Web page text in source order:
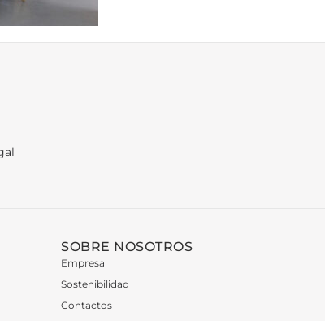
SOBRE NOSOTROS
Empresa
Sostenibilidad
Contactos